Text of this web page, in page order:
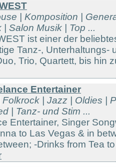
| Komposition |
| Salon Musik | Top ...
ist einer der
Tanz-, Unterhaltungs-
Trio, Quartett, bis hin
Entertainer
Folkrock | Jazz | Oldies |
| Tanz- und Stim ...
Entertainer, Singer
to Las Vegas & in
-Drinks from Tea